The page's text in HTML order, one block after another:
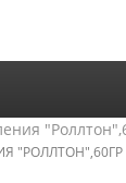
"РОЛЛТОН",60ГР